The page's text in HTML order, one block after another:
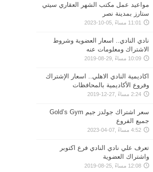
مواعيد عمل مكتب الشهر العقاري سيتي
ستارز بمدينة نصر
11:01 مساءً ,05-10-2023
نادي النادي.. اسعار العضوية وشروط
الاشتراك ومعلومات عنه
10:09 مساءً ,29-08-2019
اكاديمية النادي الاهلي.. اسعار الإشتراك
وفروع الأكاديمية بالمحافظات
2:24 مساءً ,27-12-2019
سعر اشتراك جولدز جيم Gold’s Gym
جميع الفروع
4:52 مساءً ,07-04-2023
تعرف علي نادي النادي فرع اكتوبر
واشتراك العضوية
12:08 مساءً ,25-08-2019